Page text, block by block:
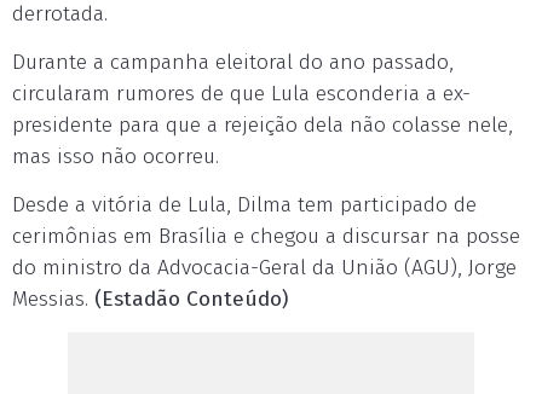
derrotada.
Durante a campanha eleitoral do ano passado,
circularam rumores de que Lula esconderia a ex-
presidente para que a rejeição dela não colasse nele,
mas isso não ocorreu.
Desde a vitória de Lula, Dilma tem participado de
cerimônias em Brasília e chegou a discursar na posse
do ministro da Advocacia-Geral da União (AGU), Jorge
Messias. (Estadão Conteúdo)